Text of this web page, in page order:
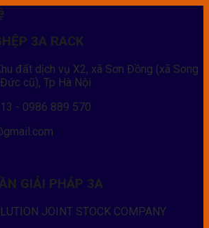
3A RACK
đất dịch vụ X2, xã Sơn Đồng (xã Song
cũ), Tp Hà Nội
- 0986 889 570
GIẢI PHÁP 3A
JOINT STOCK COMPANY